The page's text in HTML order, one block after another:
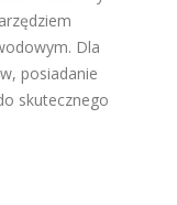
Dla
posiadanie
skutecznego